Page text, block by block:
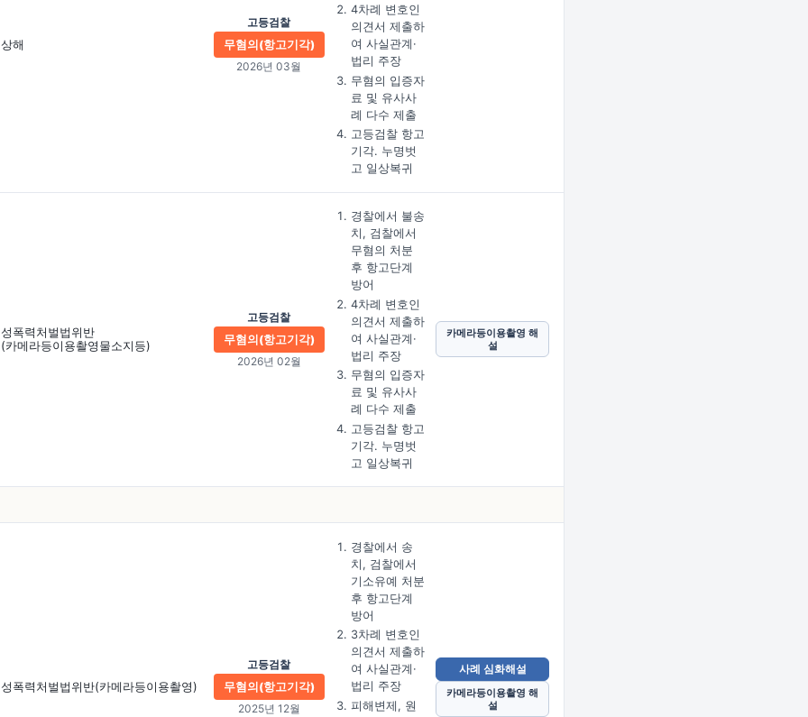
상해
고등검찰
무혐의(항고기각)
2026년 03월
4차례 변호인
의견서 제출하
여 사실관계·
법리 주장
무혐의 입증자
료 및 유사사
례 다수 제출
고등검찰 항고
기각. 누명벗
고 일상복귀
성폭력처벌법위반
(카메라등이용촬영물소지등)
고등검찰
무혐의(항고기각)
2026년 02월
경찰에서 불송
치, 검찰에서
무혐의 처분
후 항고단계
방어
4차례 변호인
의견서 제출하
여 사실관계·
법리 주장
무혐의 입증자
료 및 유사사
례 다수 제출
고등검찰 항고
기각. 누명벗
고 일상복귀
카메라등이용촬영 해
설
성폭력처벌법위반(카메라등이용촬영)
고등검찰
무혐의(항고기각)
2025년 12월
경찰에서 송
치, 검찰에서
기소유예 처분
후 항고단계
방어
3차례 변호인
의견서 제출하
여 사실관계·
법리 주장
피해변제, 원
사례 심화해설
카메라등이용촬영 해
설